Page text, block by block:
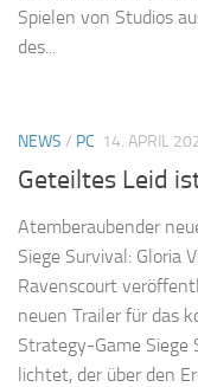
Spielen von Studios
des...
NEWS / PC 14. APRIL
Geteiltes Leid
Atemberaubender
Siege Survival: Gloria
Ravenscourt
neuen Trailer für das
Strategy-Game Siege
lichtet, der über den